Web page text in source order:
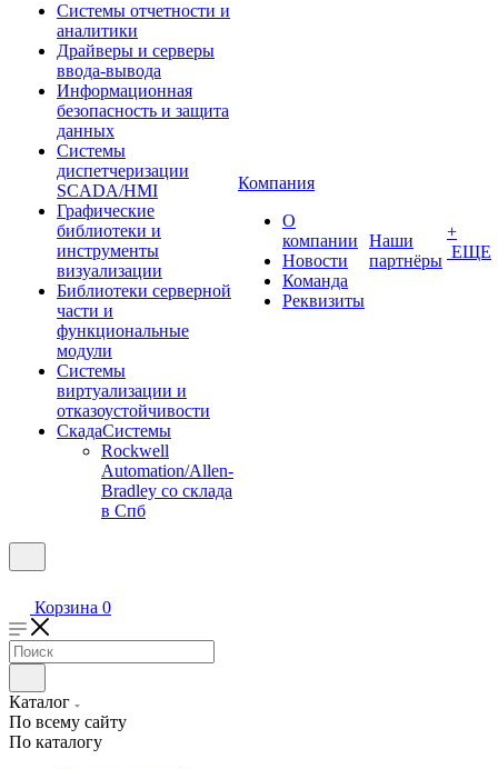
Системы отчетности и
аналитики
Драйверы и серверы
ввода-вывода
Информационная
безопасность и защита
данных
Системы
диспетчеризации
SCADA/HMI
Графические
библиотеки и
инструменты
визуализации
Библиотеки серверной
части и
функциональные
модули
Системы
виртуализации и
отказоустойчивости
СкадаСистемы
Rockwell
Automation/Allen-
Bradley со склада
в Спб
Компания
О
компании
Новости
Команда
Реквизиты
Наши
партнёры
+
ЕЩЕ
Корзина 0
Каталог
По всему сайту
По каталогу